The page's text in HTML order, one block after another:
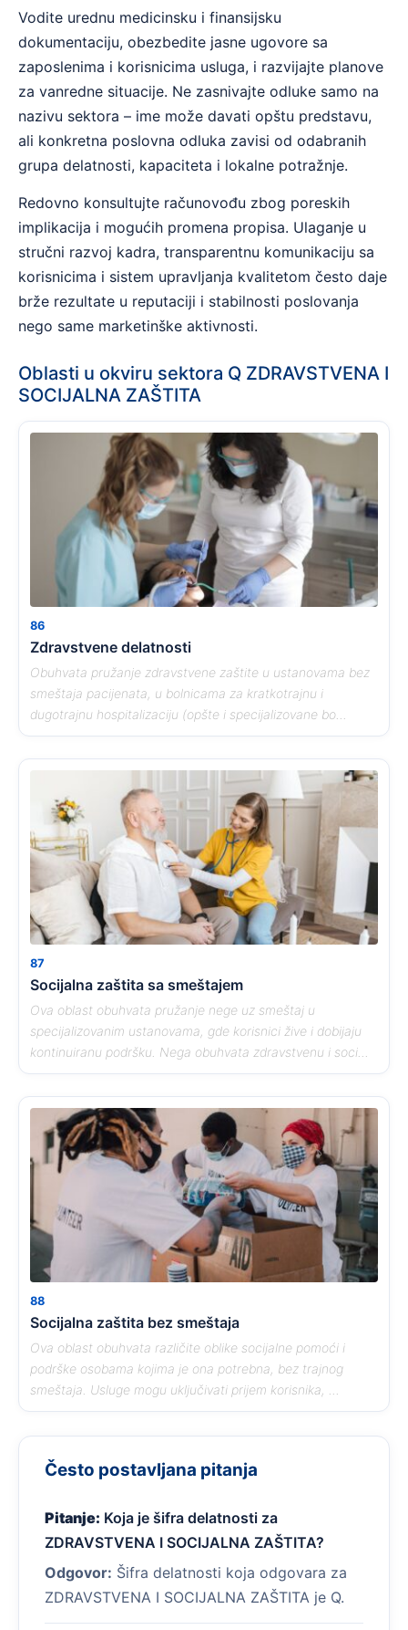
Vodite urednu medicinsku i finansijsku
dokumentaciju, obezbedite jasne ugovore sa
zaposlenima i korisnicima usluga, i razvijajte planove
za vanredne situacije. Ne zasnivajte odluke samo na
nazivu sektora – ime može davati opštu predstavu,
ali konkretna poslovna odluka zavisi od odabranih
grupa delatnosti, kapaciteta i lokalne potražnje.
Redovno konsultujte računovođu zbog poreskih
implikacija i mogućih promena propisa. Ulaganje u
stručni razvoj kadra, transparentnu komunikaciju sa
korisnicima i sistem upravljanja kvalitetom često daje
brže rezultate u reputaciji i stabilnosti poslovanja
nego same marketinške aktivnosti.
Oblasti u okviru sektora Q ZDRAVSTVENA I
SOCIJALNA ZAŠTITA
86
Zdravstvene delatnosti
Obuhvata pružanje zdravstvene zaštite u ustanovama bez
smeštaja pacijenata, u bolnicama za kratkotrajnu i
dugotrajnu hospitalizaciju (opšte i specijalizovane bo...
87
Socijalna zaštita sa smeštajem
Ova oblast obuhvata pružanje nege uz smeštaj u
specijalizovanim ustanovama, gde korisnici žive i dobijaju
kontinuiranu podršku. Nega obuhvata zdravstvenu i soci...
88
Socijalna zaštita bez smeštaja
Ova oblast obuhvata različite oblike socijalne pomoći i
podrške osobama kojima je ona potrebna, bez trajnog
smeštaja. Usluge mogu uključivati prijem korisnika, ...
Često postavljana pitanja
Pitanje: Koja je šifra delatnosti za
ZDRAVSTVENA I SOCIJALNA ZAŠTITA?
Odgovor: Šifra delatnosti koja odgovara za
ZDRAVSTVENA I SOCIJALNA ZAŠTITA je Q.